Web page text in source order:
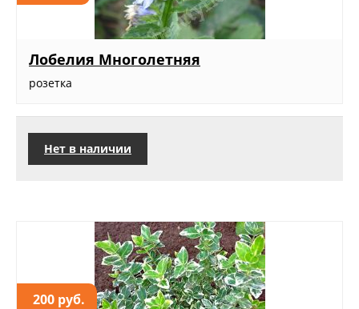
Лобелия Многолетняя
розетка
Нет в наличии
200 руб.